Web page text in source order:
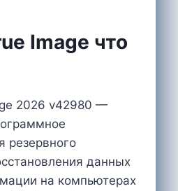
Image что
2026 v42980 —
резервного
данных
на компьютерах